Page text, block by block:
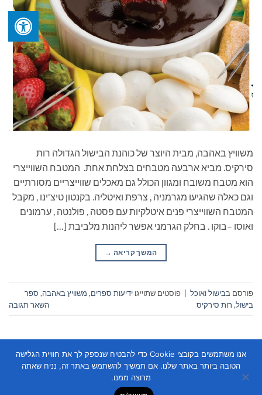
משוויץ באהבה, מבית היוצר של כוהנת הבישול הגדולה רות
סירקיס. מביא ארבעה מטבחים בצלחת אחת. המטבח השווייצרי
הוא מטבח משובח ומגוון הכולל גם מאכלים שווייצריים מסורתיים
וגם כאלה שהגיעו מגרמניה , צרפת ואיטליה. בקנטון טיצ'ינו , מקבל
המטבח השווייצרי פנים איטלקיות עם פסטה , פולנטה , ערמונים
ואוסו –בוקו . בחלק הגרמני אפשר ליהנות מלביבת […]
המשך קריאה →
פורסם בבישול ואוכל פוסטים שתוייגו ידיעות ספרים, משוויץ באהבה, ספר
בישול, רות סירקיס השאר תגובה
אנו משתמשים בקובצי Cookie כדי להבטיח שנספק לך את חוויית הגלישה
הטובה ביותר באתר שלנו. אם תמשיך להשתמש באתר זה, נניח שאתה
מרוצה ממנו.